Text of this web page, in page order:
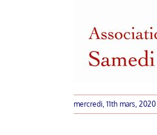
mercredi, 11th mars, 2020